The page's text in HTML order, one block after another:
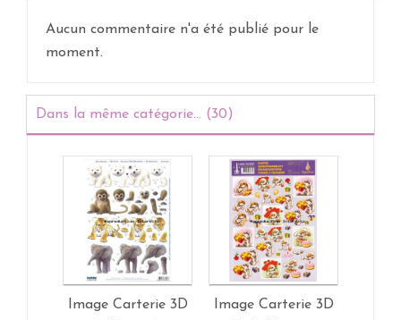
Aucun commentaire n'a été publié pour le
moment.
Dans la même catégorie... (30)
Image Carterie 3D
Image Carterie 3D